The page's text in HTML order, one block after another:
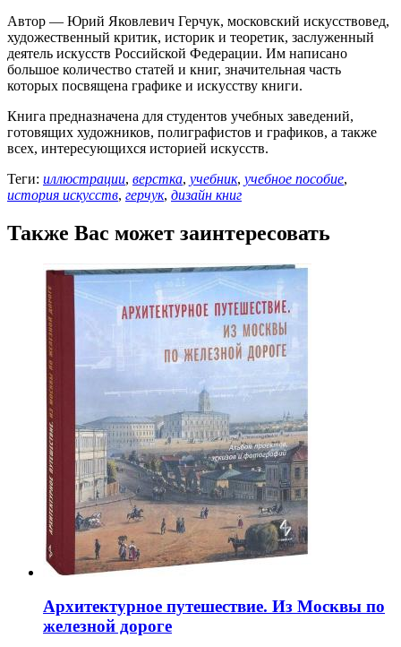
Автор — Юрий Яковлевич Герчук, московский искусствовед,
художественный критик, историк и теоретик, заслуженный
деятель искусств Российской Федерации. Им написано
большое количество статей и книг, значительная часть
которых посвящена графике и искусству книги.
Книга предназначена для студентов учебных заведений,
готовящих художников, полиграфистов и графиков, а также
всех, интересующихся историей искусств.
Теги: иллюстрации, верстка, учебник, учебное пособие,
история искусств, герчук, дизайн книг
Также Вас может заинтересовать
Архитектурное путешествие. Из Москвы по
железной дороге